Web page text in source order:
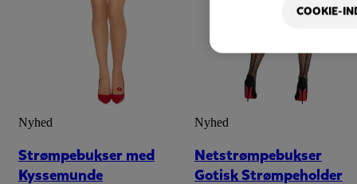
Nyhed
Strømpebukser med
Kyssemunde
Nyhed
Netstrømpebukser
Gotisk Strømpeholder
COOKIE-